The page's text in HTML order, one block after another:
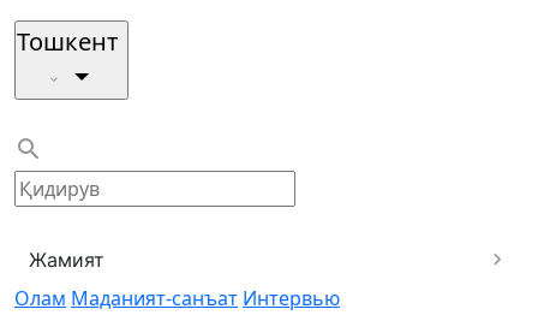
Тошкент
Жамият
Олам Маданият-санъат Интервью